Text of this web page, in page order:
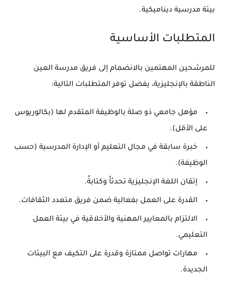
بيئة مدرسية ديناميكية.
المتطلبات الأساسية
للمرشحين المهتمين بالانضمام إلى فريق مدرسة العين
الناطقة بالإنجليزية، يفضل توفر المتطلبات التالية:
مؤهل جامعي ذو صلة بالوظيفة المتقدم لها (بكالوريوس
على الأقل).
خبرة سابقة في مجال التعليم أو الإدارة المدرسية (حسب
الوظيفة).
إتقان اللغة الإنجليزية تحدثاً وكتابةً.
القدرة على العمل بفعالية ضمن فريق متعدد الثقافات.
الالتزام بالمعايير المهنية والأخلاقية في بيئة العمل
التعليمي.
مهارات تواصل ممتازة وقدرة على التكيف مع البيئات
الجديدة.